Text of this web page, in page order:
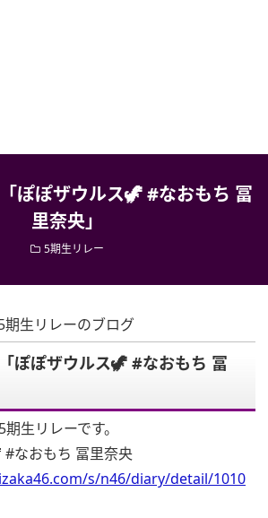
ぽぽザウルス🦖 #なおもち 冨
里奈央」
5期生リレー
生リレーのブログ
ぽぽザウルス🦖 #なおもち 冨
生リレーです。
#なおもち 冨里奈央
s/n46/diary/detail/1010